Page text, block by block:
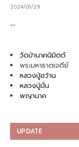
2024/01/29
…
วัดป่านาคนิมิตต์
พระมหาธาตเจดีย์
หลวงปู่อว้าน
หลวงปู่มั่น
พญานาค
UPDATE